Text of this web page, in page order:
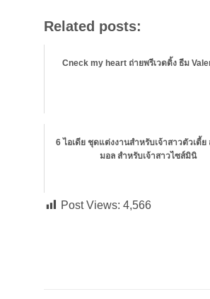
Related posts:
Cneck my heart ถ่ายพรีเวดดิ้ง ธีม
6 ไอเดีย ชุดแต่งงานสำหรับเจ้าสาวตัวเตี้
มอล สำหรับเจ้าสาวไซส์มินิ
Post Views: 4,566